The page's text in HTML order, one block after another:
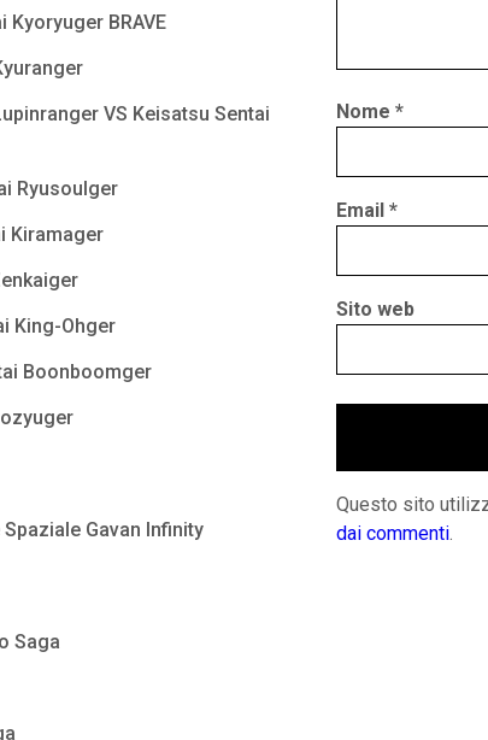
Kyoryuger BRAVE
VS Keisatsu Sentai
Ryusoulger
Kiramager
King-Ohger
Boonboomger
Gavan Infinity
Saga
Nome *
Email *
Sito web
Questo sito
dai commenti.